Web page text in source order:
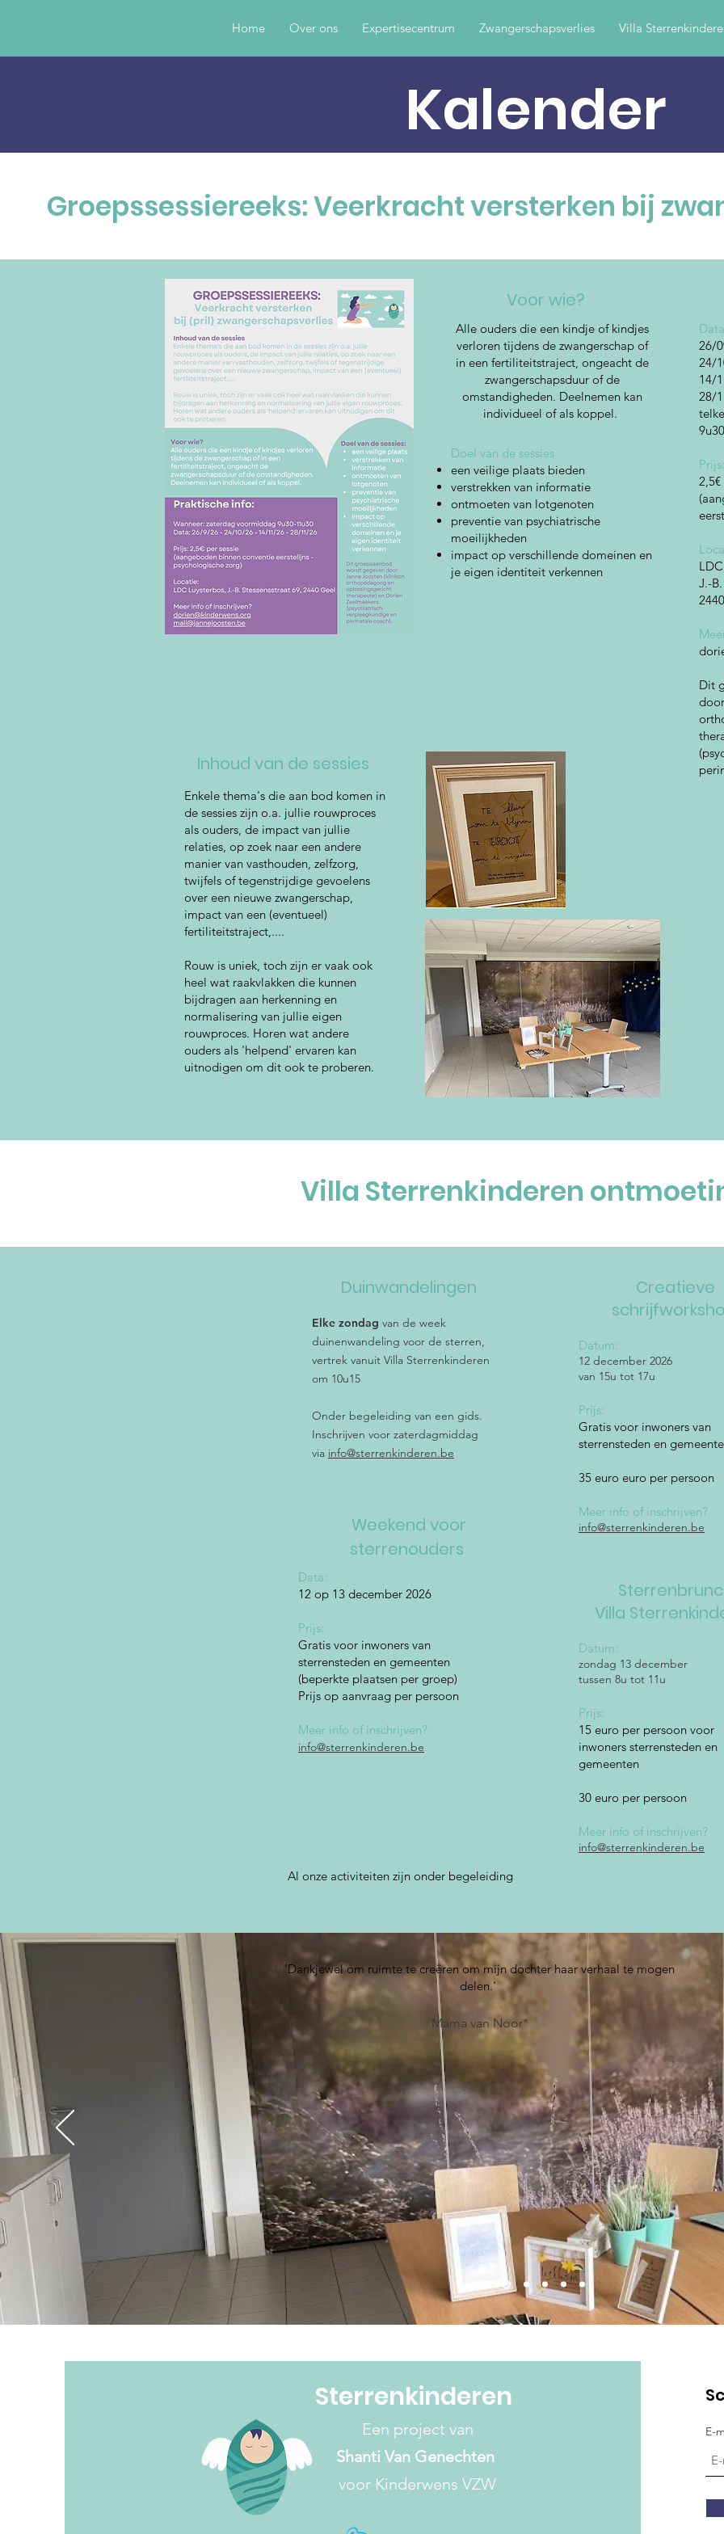
Home Over ons Expertisecentrum Zwangerschapsverlies Villa
Kalender
Groepssessiereeks: Veerkracht versterken bij
Inhoud van de sessies
Enkele thema's die aan bod komen in
de sessies zijn o.a. jullie rouwproces
als ouders, de impact van jullie
relaties, op zoek naar een andere
manier van vasthouden, zelfzorg,
twijfels of tegenstrijdige gevoelens
over een nieuwe zwangerschap,
impact van een (eventueel)
fertiliteitstraject,....
Rouw is uniek, toch zijn er vaak ook
heel wat raakvlakken die kunnen
bijdragen aan herkenning en
normalisering van jullie eigen
rouwproces. Horen wat andere
ouders als 'helpend' ervaren kan
uitnodigen om dit ook te proberen.
Voor wie?
​Alle ouders die een kindje of kindjes
verloren tijdens de zwangerschap of
in een fertiliteitstraject, ongeacht de
zwangerschapsduur of de
omstandigheden. Deelnemen kan
individueel of als koppel.
Doel van de sessies
een veilige plaats bieden
verstrekken van informatie
ontmoeten van lotgenoten
preventie van psychiatrische
moeilijkheden
impact op verschillende domeinen en
je eigen identiteit verkennen
26/
24/
14/
28/
Prijs:
2,5€
J.-
Dit
Villa Sterrenkinderen
Duinwandelingen
Elke zondag van de week
duinenwandeling voor de sterren,
vertrek vanuit Villa Sterrenkinderen
om 10u15
Onder begeleiding van een gids.
Inschrijven voor zaterdagmiddag
via info@sterrenkinderen.be
Weekend voor
sterrenouders
Data:
12 op 13 december 2026
Prijs:
Gratis voor inwoners van
sterrensteden en gemeenten
(beperkte plaatsen per groep)
Prijs op aanvraag per persoon
Meer info of inschrijven?
info@sterrenkinderen.be
Al onze activiteiten zijn onder begeleiding
Creatieve
Datum:
12 december 2026
van 15u tot 17u
Prijs:
Gratis voor inwoners van
sterrensteden en
35 euro euro per persoon
Meer info of inschrijven?
info@sterrenkinderen.be
Villa
Datum:
zondag 13 december
tussen 8u tot 11u
Prijs:
15 euro per persoon voor
inwoners sterrensteden en
gemeenten
30 euro per persoon
Meer info of inschrijven?
info@sterrenkinderen.be
'Dankjewel om ruimte te creëren om mijn dochter haar verhaal te mogen
delen.'
Mama van Noor*
Sterrenkinderen
Een project van
Shanti Van Genechten
voor Kinderwens VZW
E-